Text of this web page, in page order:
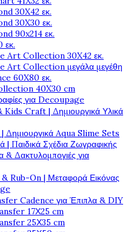
30X42 εκ.
30X30 εκ.
90x214 εκ.
εκ.
Art Collection 30X42 εκ.
Art Collection μεγάλα μεγέθη
60X80 εκ.
40X30 cm
για Decoupage
Kids Craft | Δημιουργικά Υλικά
| Δημιουργικά Aqua Slime Sets
| Παιδικά Σχέδια Ζωγραφικής
& Δακτυλομπογιές για
Rub-On | Μεταφορά Εικόνας
Cadence για Έπιπλα & DIY
17Χ25 cm
25Χ35 cm